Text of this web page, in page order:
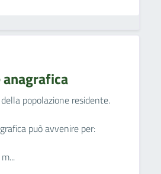
anagrafica
popolazione residente.
può avvenire per: